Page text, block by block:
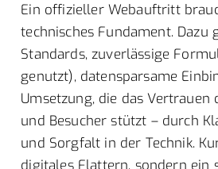
Ein offizieller Webauftritt
technisches Fundament. Dazu
Standards, zuverlässige
genutzt), datensparsame
Umsetzung, die das Vertrauen
und Besucher stützt – durch
und Sorgfalt in der Technik.